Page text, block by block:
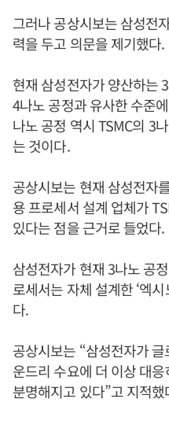
그러나 공상시보는 삼성전
력을 두고 의문을 제기했다.
현재 삼성전자가 양산하는
4나노 공정과 유사한 수준
나노 공정 역시 TSMC의 3
는 것이다.
공상시보는 현재 삼성전자
용 프로세서 설계 업체가
있다는 점을 근거로 들었다.
삼성전자가 현재 3나노 공
로세서는 자체 설계한 ‘엑
다.
공상시보는 “삼성전자가
운드리 수요에 더 이상 대
분명해지고 있다”고 지적했